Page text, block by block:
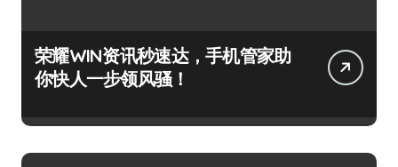
荣耀WIN资讯秒速达，手机管家助
你快人一步领风骚！